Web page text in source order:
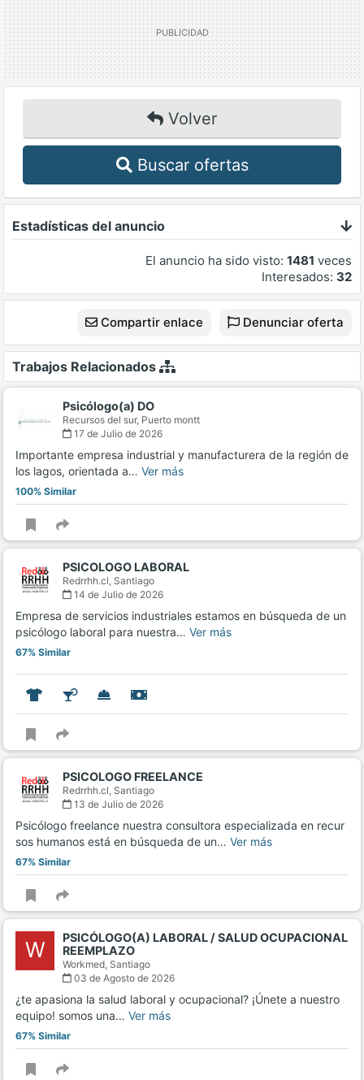
Volver
Buscar ofertas
Estadísticas del anuncio
El anuncio ha sido visto: 1481 veces
Interesados: 32
Compartir enlace Denunciar oferta
Trabajos Relacionados
Psicólogo(a) DO
Recursos del sur, Puerto montt
17 de Julio de 2026
Importante empresa industrial y manufacturera de la región de
los lagos, orientada a… Ver más
100% Similar
PSICOLOGO LABORAL
Redrrhh.cl, Santiago
14 de Julio de 2026
Empresa de servicios industriales estamos en búsqueda de un
psicólogo laboral para nuestra… Ver más
67% Similar
PSICOLOGO FREELANCE
Redrrhh.cl, Santiago
13 de Julio de 2026
Psicólogo freelance nuestra consultora especializada en recur
sos humanos está en búsqueda de un… Ver más
67% Similar
W
PSICÓLOGO(A) LABORAL / SALUD OCUPACIONAL
REEMPLAZO
Workmed, Santiago
03 de Agosto de 2026
¿te apasiona la salud laboral y ocupacional? ¡Únete a nuestro
equipo! somos una… Ver más
67% Similar